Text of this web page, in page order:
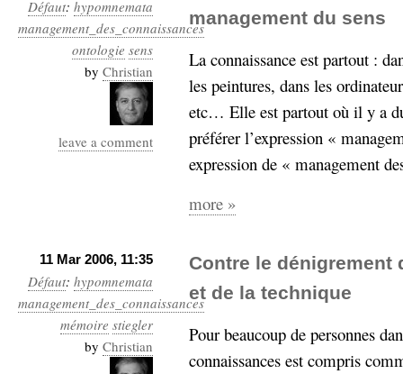
Défaut: hypomnemata
management_des_connaissances
ontologie sens
by Christian
leave a comment
management du sens
La connaissance est partout :
les peintures, dans les
etc… Elle est partout où il y a
préférer l’expression «
expression de « management
more »
11 Mar 2006, 11:35
Défaut: hypomnemata
management_des_connaissances
mémoire stiegler
by Christian
Contre le dénigrement
et de la technique
Pour beaucoup de personnes
connaissances est compris
technique technologies
relationnelles travail
Web-2.0Web-
Sémantique
économie écriture